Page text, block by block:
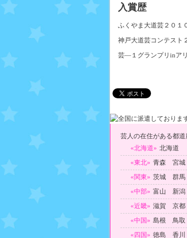
入賞歴
ふくやま大道芸２０
神戸大道芸コンテス
芸―１グランプリinア
芸人の在住がある都道
«北海道» 北海道
«東北» 青森 宮
«関東» 茨城 群
«中部» 富山 新
«近畿» 滋賀 京
«中国» 島根 鳥
«四国» 徳島 香